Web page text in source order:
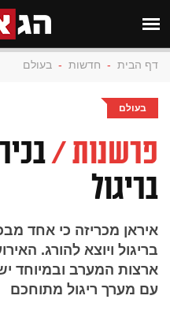
דף הבית - חדשות - בעולם
בעולם
פרשנות /
בריגול
איראן מכריזה כי אחד
בריגול ויוצא להורג.
ארצות המערב ובמיוחד
עם מערך ריגול מתוחכם